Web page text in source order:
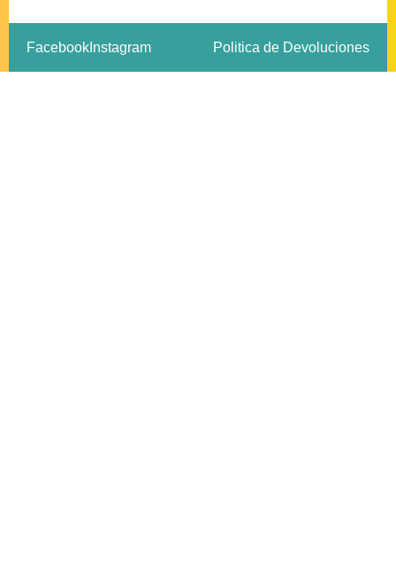
Facebook Instagram Politica de Devoluciones